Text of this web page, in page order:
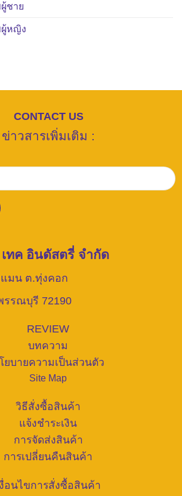
ชาย
ผู้หญิง
CONTACT US
ข่าวสารเพิ่มเติม :
ทค อินดัสตรี่ จำกัด
มน ต.ทุ่งคอก
รรณบุรี 72190
REVIEW
บทความ
ยบายความเป็นส่วนตัว
Site Map
วิธีสั่งซื้อสินค้า
แจ้งชำระเงิน
การจัดส่งสินค้า
การเปลี่ยนคืนสินค้า
งื่อนไขการสั่งซื้อสินค้า